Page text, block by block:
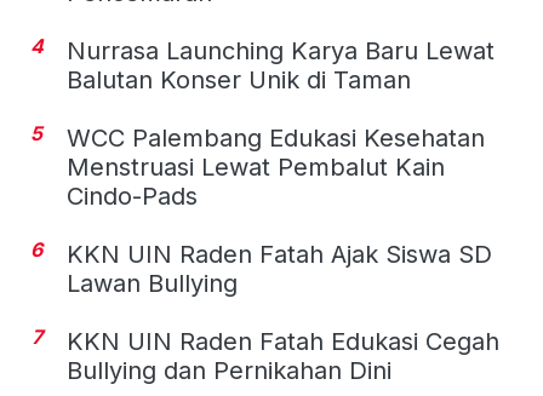
4
Nurrasa Launching Karya Baru Lewat
Balutan Konser Unik di Taman
5
WCC Palembang Edukasi Kesehatan
Menstruasi Lewat Pembalut Kain
Cindo-Pads
6
KKN UIN Raden Fatah Ajak Siswa SD
Lawan Bullying
7
KKN UIN Raden Fatah Edukasi Cegah
Bullying dan Pernikahan Dini